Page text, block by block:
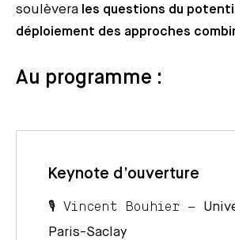
soulèvera les questions du
déploiement des approches
Au programme :
Keynote d’ouverture
🎙️ Vincent Bouhier –
Paris-Saclay